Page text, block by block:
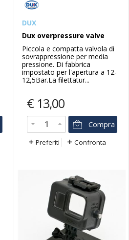
DUX
Dux overpressure valve
Piccola e compatta valvola di
sovrappressione per media
pressione. Di fabbrica
impostato per l'apertura a 12-
12,5Bar.La filettatur...
€ 13,00
Compra
Preferiti Confronta